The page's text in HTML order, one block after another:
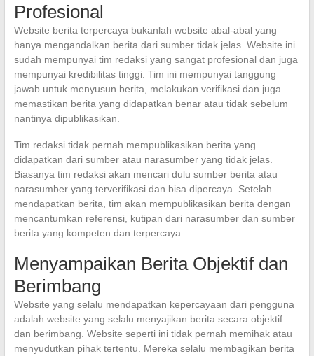
Profesional
Website berita terpercaya bukanlah website abal-abal yang
hanya mengandalkan berita dari sumber tidak jelas. Website ini
sudah mempunyai tim redaksi yang sangat profesional dan juga
mempunyai kredibilitas tinggi. Tim ini mempunyai tanggung
jawab untuk menyusun berita, melakukan verifikasi dan juga
memastikan berita yang didapatkan benar atau tidak sebelum
nantinya dipublikasikan.
Tim redaksi tidak pernah mempublikasikan berita yang
didapatkan dari sumber atau narasumber yang tidak jelas.
Biasanya tim redaksi akan mencari dulu sumber berita atau
narasumber yang terverifikasi dan bisa dipercaya. Setelah
mendapatkan berita, tim akan mempublikasikan berita dengan
mencantumkan referensi, kutipan dari narasumber dan sumber
berita yang kompeten dan terpercaya.
Menyampaikan Berita Objektif dan
Berimbang
Website yang selalu mendapatkan kepercayaan dari pengguna
adalah website yang selalu menyajikan berita secara objektif
dan berimbang. Website seperti ini tidak pernah memihak atau
menyudutkan pihak tertentu. Mereka selalu membagikan berita